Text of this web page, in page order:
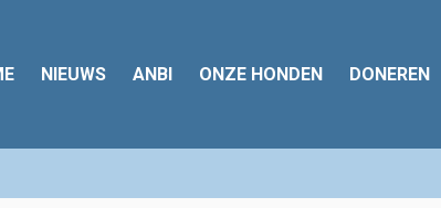
NIEUWS ANBI ONZE HONDEN DONEREN